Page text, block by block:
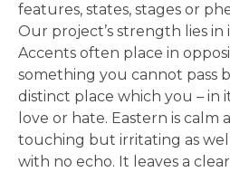
features, states, stages or
Our project’s strength lies
Accents often place in
something you cannot pass
distinct place which you – in
love or hate. Eastern is calm
touching but irritating as
with no echo. It leaves a